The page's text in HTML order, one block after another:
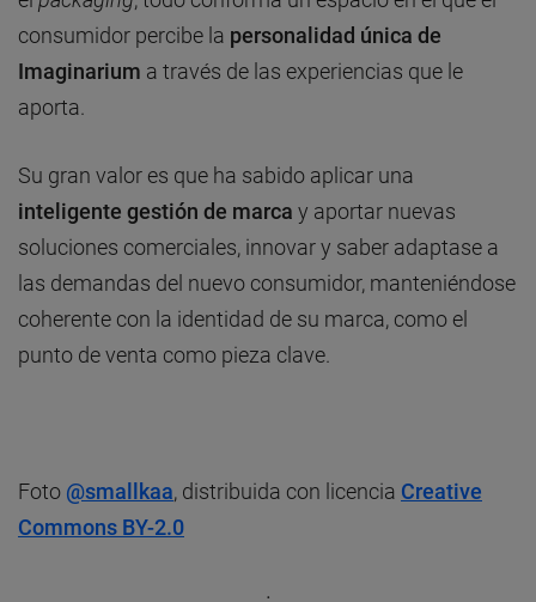
consumidor percibe la personalidad única de
Imaginarium a través de las experiencias que le
aporta.
Su gran valor es que ha sabido aplicar una
inteligente gestión de marca y aportar nuevas
soluciones comerciales, innovar y saber adaptase a
las demandas del nuevo consumidor, manteniéndose
coherente con la identidad de su marca, como el
punto de venta como pieza clave.
Foto @smallkaa, distribuida con licencia Creative
Commons BY-2.0